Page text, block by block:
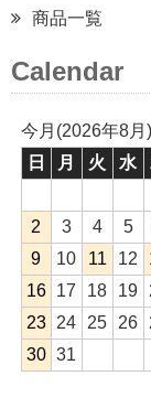
商品一覧
Calendar
今月(2026年8月)
日
月 火 水
2
3 4 5
9
10 11 12
16
17 18 19
23
24 25 26
30 31